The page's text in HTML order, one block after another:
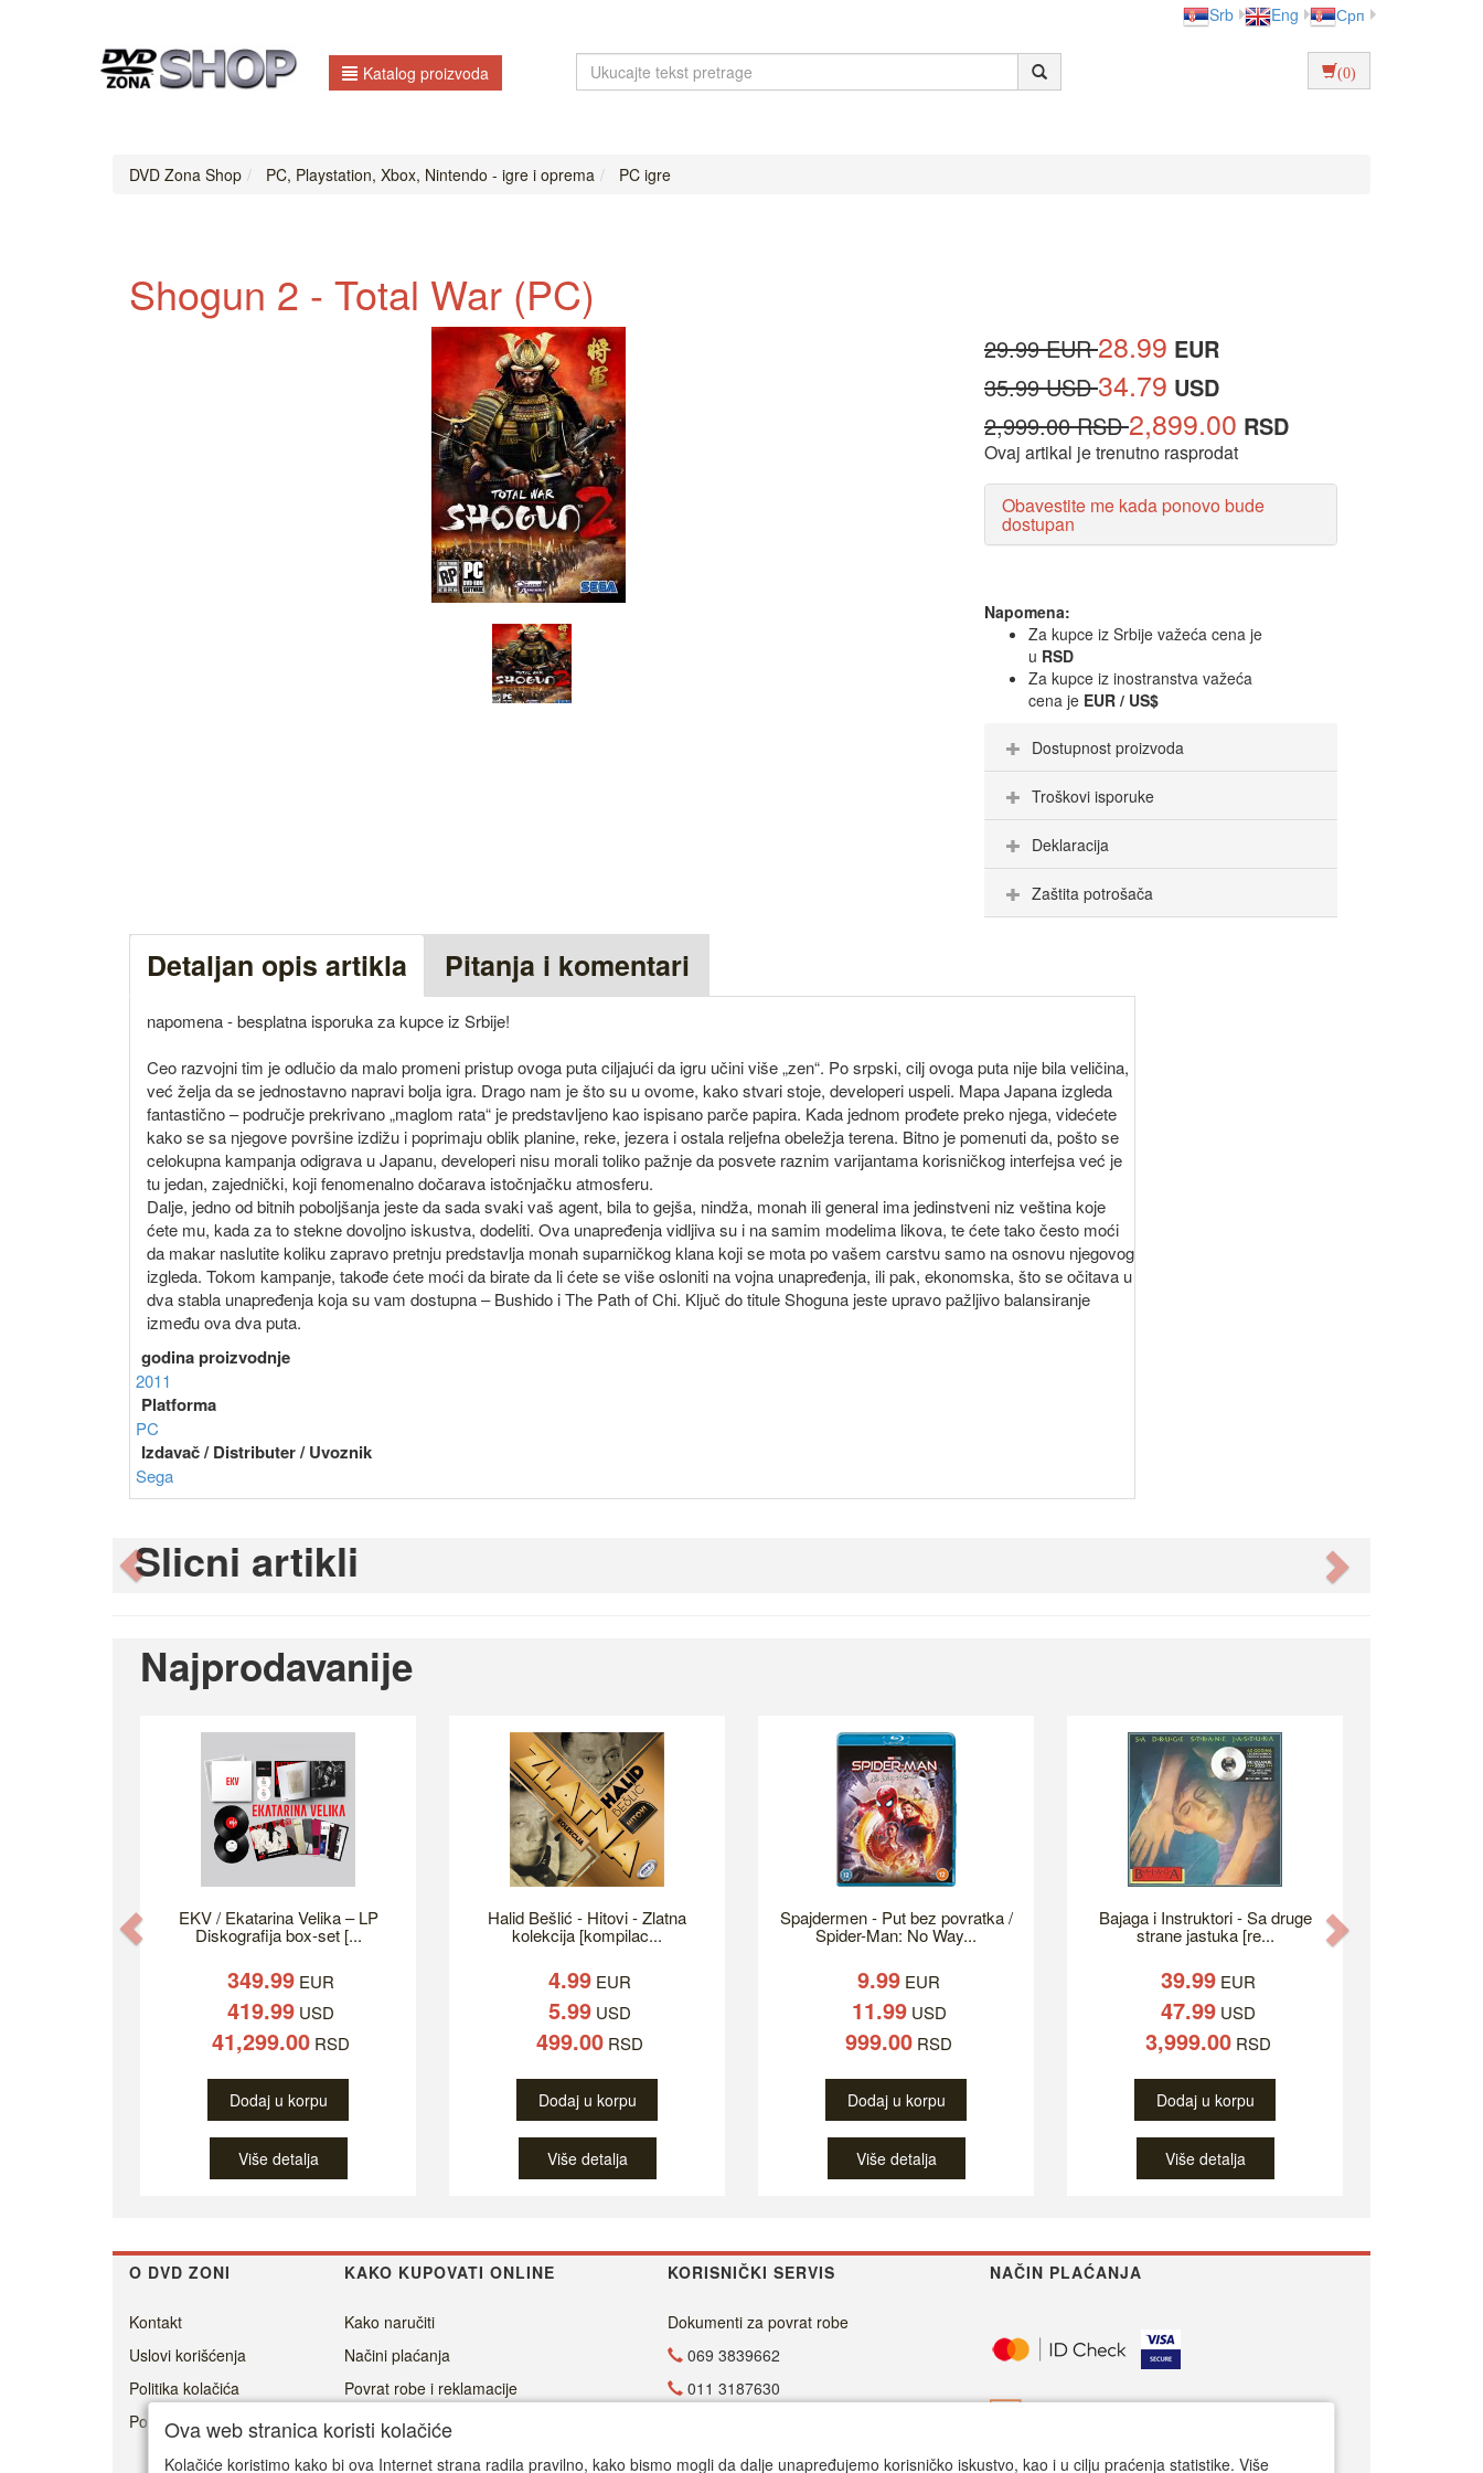
Srb Eng Срп
Katalog proizvoda (0)
DVD Zona Shop PC, Playstation, Xbox, Nintendo - igre i oprema PC igre
Shogun 2 - Total War (PC)
29.99 EUR28.99 EUR
35.99 USD34.79 USD
2,999.00 RSD2,899.00 RSD
Ovaj artikal je trenutno rasprodat
Obavestite me kada ponovo bude
dostupan
Napomena:
Za kupce iz Srbije važeća cena je
u RSD
Za kupce iz inostranstva važeća
cena je EUR / US$
Dostupnost proizvoda
Troškovi isporuke
Deklaracija
Zaštita potrošača
Detaljan opis artikla Pitanja i komentari
napomena - besplatna isporuka za kupce iz Srbije!
Ceo razvojni tim je odlučio da malo promeni pristup ovoga puta ciljajući da igru učini više „zen“. Po srpski, cilj ovoga puta nije bila veličina,
već želja da se jednostavno napravi bolja igra. Drago nam je što su u ovome, kako stvari stoje, developeri uspeli. Mapa Japana izgleda
fantastično – područje prekrivano „maglom rata“ je predstavljeno kao ispisano parče papira. Kada jednom prođete preko njega, videćete
kako se sa njegove površine izdižu i poprimaju oblik planine, reke, jezera i ostala reljefna obeležja terena. Bitno je pomenuti da, pošto se
celokupna kampanja odigrava u Japanu, developeri nisu morali toliko pažnje da posvete raznim varijantama korisničkog interfejsa već je
tu jedan, zajednički, koji fenomenalno dočarava istočnjačku atmosferu.
Dalje, jedno od bitnih poboljšanja jeste da sada svaki vaš agent, bila to gejša, nindža, monah ili general ima jedinstveni niz veština koje
ćete mu, kada za to stekne dovoljno iskustva, dodeliti. Ova unapređenja vidljiva su i na samim modelima likova, te ćete tako često moći
da makar naslutite koliku zapravo pretnju predstavlja monah suparničkog klana koji se mota po vašem carstvu samo na osnovu njegovog
izgleda. Tokom kampanje, takođe ćete moći da birate da li ćete se više osloniti na vojna unapređenja, ili pak, ekonomska, što se očitava u
dva stabla unapređenja koja su vam dostupna – Bushido i The Path of Chi. Ključ do titule Shoguna jeste upravo pažljivo balansiranje
između ova dva puta.
godina proizvodnje
2011
Platforma
PC
Izdavač / Distributer / Uvoznik
Sega
Slicni artikli
Previous
Najprodavanije
EKV / Ekatarina Velika – LP
Diskografija box-set [...
349.99 EUR
419.99 USD
41,299.00 RSD
Dodaj u korpu
Više detalja
Halid Bešlić - Hitovi - Zlatna
kolekcija [kompilac...
4.99 EUR
5.99 USD
499.00 RSD
Dodaj u korpu
Više detalja
Spajdermen - Put bez povratka /
Spider-Man: No Way...
9.99 EUR
11.99USD
999.00 RSD
Dodaj u korpu
Više detalja
Bajaga i Instruktori - Sa druge
strane jastuka [re...
39.99EUR
47.99USD
3,999.00RSD
Dodaj u korpu
Više detalja
Previous
O DVD ZONI KAKO KUPOVATI ONLINE KORISNIČKI SERVIS NAČIN PLAĆANJA
Kontakt
Uslovi korišćenja
Politika kolačića
Politika privatnosti
Kako naručiti
Načini plaćanja
Povrat robe i reklamacije
Cenovnik dostave
Isporuka
Dokumenti za povrat robe
069 3839662
011 3187630
office@dvdzona.co.rs
Ova web stranica koristi kolačiće
Kolačiće koristimo kako bi ova Internet strana radila pravilno, kako bismo mogli da dalje unapređujemo korisničko iskustvo, kao i u cilju praćenja statistike. Više